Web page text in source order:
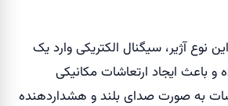
نوع آژیر، سیگنال الکتریکی وارد یک
و باعث ایجاد ارتعاشات مکانیکی
به صورت صدای بلند و هشداردهنده